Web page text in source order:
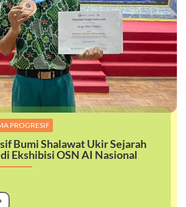
PROGRESIF
Bumi Shalawat Ukir Sejarah
Ekshibisi OSN AI Nasional